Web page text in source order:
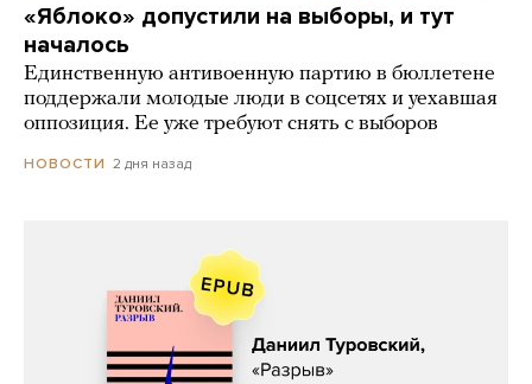
«Яблоко» допустили на выборы, и тут
началось
Единственную антивоенную партию в бюллетене
поддержали молодые люди в соцсетях и уехавшая
оппозиция. Ее уже требуют снять с выборов
НОВОСТИ 2 дня назад